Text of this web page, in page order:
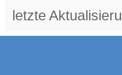
letzte